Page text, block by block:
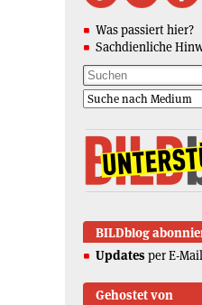
Was passiert hier?
Sachdienliche
BILDblog
Updates per E-
Gehostet von